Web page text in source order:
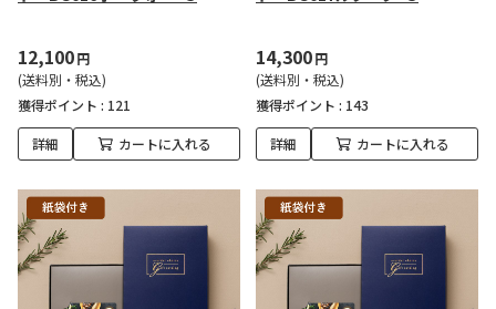
12,100円
(送料別・税込)
獲得ポイント : 121
詳細 カートに入れる
14,300円
(送料別・税込)
獲得ポイント : 143
詳細 カートに入れる